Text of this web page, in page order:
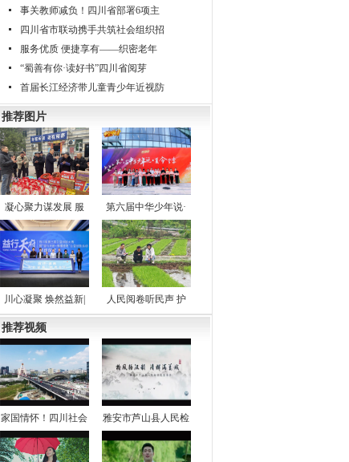
事关教师减负！四川省部署6项主
四川省市联动携手共筑社会组织招
服务优质 便捷享有——织密老年
“蜀善有你·读好书”四川省阅芽
首届长江经济带儿童青少年近视防
推荐图片
凝心聚力谋发展 服 第六届中华少年说·
川心凝聚 焕然益新| 人民阅卷听民声 护
推荐视频
家国情怀！四川社会 雅安市芦山县人民检